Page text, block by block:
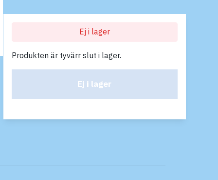
Ej i lager
Produkten är tyvärr slut i lager.
Ej i lager